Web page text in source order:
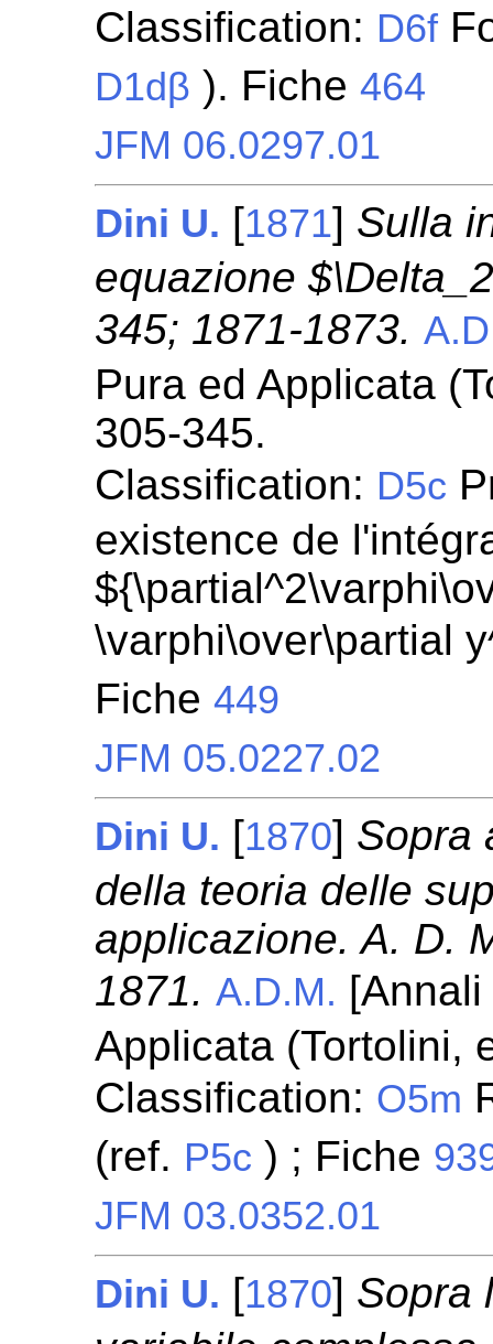
Classification: D6f
D1dβ ). Fiche464
JFM 06.0297.01
Dini U. [1871] Sulla
equazione
345; 1871-1873.
Pura ed Applicata
305-345.
Classification: D5c
existence de
\varphi\over\partial
Fiche449
JFM 05.0227.02
Dini U. [1870] Sopra
della teoria delle
applicazione. A. D.
1871. A.D.M.
Applicata (Tortolini,
Classification: O5m
(ref. P5c ) ; Fiche
JFM 03.0352.01
Dini U. [1870] Sopra